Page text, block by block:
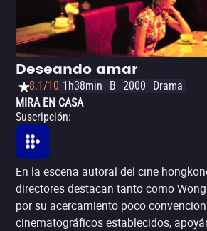
fugaces amantes en Hiroshima
hombre japonés–, quienes reflexionan
pasados y sobre los sufrimientos de
Deseando amar
8.1/10 1h38min B 2000
Drama
MIRA EN CASA
Suscripción:
En la escena autoral del cine
directores destacan tanto como
por su acercamiento poco
cinematográficos establecidos,